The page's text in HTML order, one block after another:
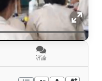
評論